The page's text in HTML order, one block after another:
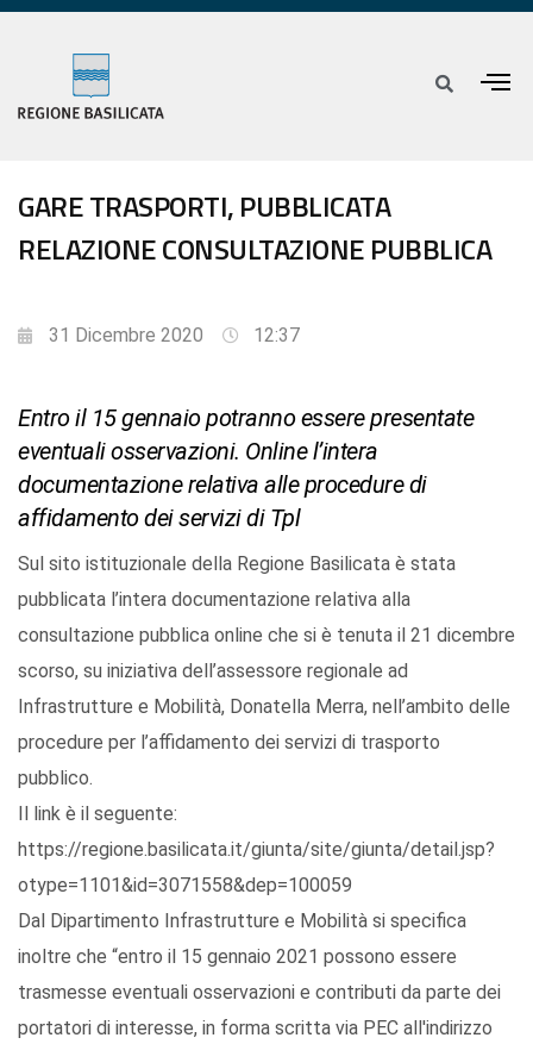
GARE TRASPORTI, PUBBLICATA
RELAZIONE CONSULTAZIONE PUBBLICA
31 Dicembre 2020 12:37
Entro il 15 gennaio potranno essere presentate
eventuali osservazioni. Online l’intera
documentazione relativa alle procedure di
affidamento dei servizi di Tpl
Sul sito istituzionale della Regione Basilicata è stata
pubblicata l’intera documentazione relativa alla
consultazione pubblica online che si è tenuta il 21 dicembre
scorso, su iniziativa dell’assessore regionale ad
Infrastrutture e Mobilità, Donatella Merra, nell’ambito delle
procedure per l’affidamento dei servizi di trasporto
pubblico.
Il link è il seguente:
https://regione.basilicata.it/giunta/site/giunta/detail.jsp?
otype=1101&id=3071558&dep=100059
Dal Dipartimento Infrastrutture e Mobilità si specifica
inoltre che “entro il 15 gennaio 2021 possono essere
trasmesse eventuali osservazioni e contributi da parte dei
portatori di interesse, in forma scritta via PEC all'indirizzo